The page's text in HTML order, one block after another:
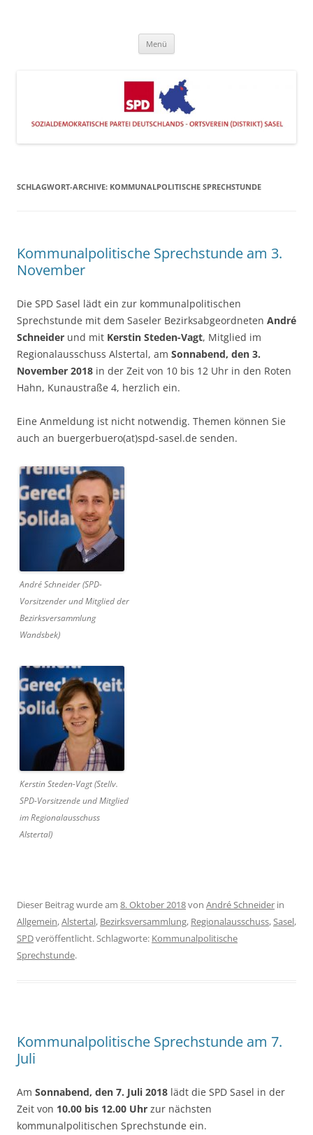
Menü
SCHLAGWORT-ARCHIVE: KOMMUNALPOLITISCHE SPRECHSTUNDE
Kommunalpolitische Sprechstunde am 3.
November
Die SPD Sasel lädt ein zur kommunalpolitischen
Sprechstunde mit dem Saseler Bezirksabgeordneten André
Schneider und mit Kerstin Steden-Vagt, Mitglied im
Regionalausschuss Alstertal, am Sonnabend, den 3.
November 2018 in der Zeit von 10 bis 12 Uhr in den Roten
Hahn, Kunaustraße 4, herzlich ein.
Eine Anmeldung ist nicht notwendig. Themen können Sie
auch an buergerbuero(at)spd-sasel.de senden.
André Schneider (SPD-
Vorsitzender und Mitglied der
Bezirksversammlung
Wandsbek)
Kerstin Steden-Vagt (Stellv.
SPD-Vorsitzende und Mitglied
im Regionalausschuss
Alstertal)
Dieser Beitrag wurde am 8. Oktober 2018von André Schneider in
Allgemein,Alstertal, Bezirksversammlung, Regionalausschuss,Sasel,
SPDveröffentlicht. Schlagworte: Kommunalpolitische
Sprechstunde.
Kommunalpolitische Sprechstunde am 7.
Juli
Am Sonnabend, den 7. Juli 2018 lädt die SPD Sasel in der
Zeit von 10.00 bis 12.00 Uhr zur nächsten
kommunalpolitischen Sprechstunde ein.